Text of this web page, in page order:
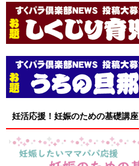
妊活応援！妊娠のための基礎講座